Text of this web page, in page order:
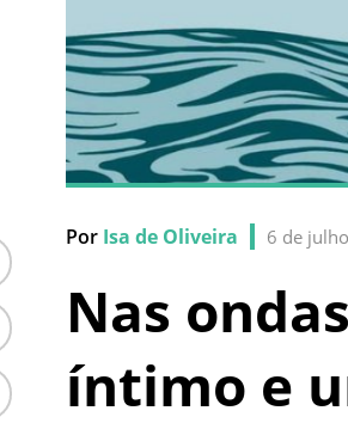
Por Isa de Oliveira 6 de
Nas
íntimo e